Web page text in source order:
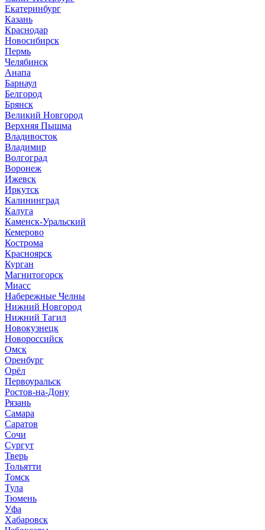
Екатеринбург
Казань
Краснодар
Новосибирск
Пермь
Челябинск
Анапа
Барнаул
Белгород
Брянск
Великий Новгород
Верхняя Пышма
Владивосток
Владимир
Волгоград
Воронеж
Ижевск
Иркутск
Калининград
Калуга
Каменск-Уральский
Кемерово
Кострома
Красноярск
Курган
Магнитогорск
Миасс
Набережные Челны
Нижний Новгород
Нижний Тагил
Новокузнецк
Новороссийск
Омск
Оренбург
Орёл
Первоуральск
Ростов-на-Дону
Рязань
Самара
Саратов
Сочи
Сургут
Тверь
Тольятти
Томск
Тула
Тюмень
Уфа
Хабаровск